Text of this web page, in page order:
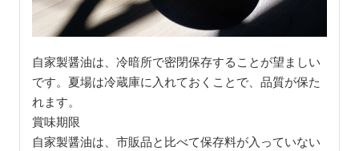
自家製醤油は、冷暗所で密閉保存することが望ましい
です。夏場は冷蔵庫に入れておくことで、品質が保た
れます。
賞味期限
自家製醤油は、市販品と比べて保存料が入っていない